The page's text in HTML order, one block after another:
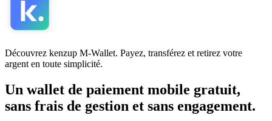
Découvrez kenzup M-Wallet. Payez, transférez et retirez votre
argent en toute simplicité.
Un wallet de paiement mobile gratuit,
sans frais de gestion et sans engagement.